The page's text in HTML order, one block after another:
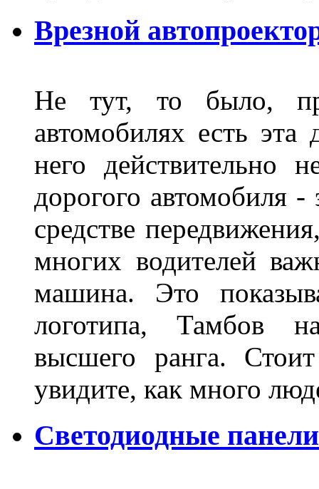
Врезной
Не тут, то было,
автомобилях есть
него действительно
дорогого автомобиля
средстве
многих водителей
машина. Это
логотипа, Тамбов
высшего ранга.
увидите, как много
Светодиодные